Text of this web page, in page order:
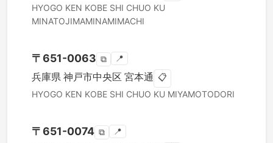
HYOGO KEN KOBE SHI CHUO KU
MINATOJIMAMINAMIMACHI
〒651-0063 ⧉ 📍
兵庫県 神戸市中央区 宮本通 📋
HYOGO KEN KOBE SHI CHUO KU MIYAMOTODORI
〒651-0074 ⧉ 📍